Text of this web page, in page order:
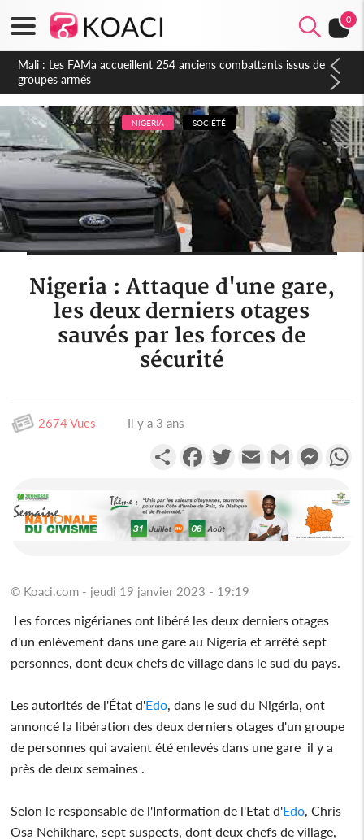
0
Côte d'Ivoire : Election FIF, le frère de feu Sidy Diallo se lance
dans la course
NIGERIA SOCIÉTÉ
Nigeria : Attaque d'une gare,
les deux derniers otages
sauvés par les forces de
sécurité
2674 Vues Il y a 3 ans
PartagerFacebookTwitterEmail Gmail
© Koaci.com - jeudi 19 janvier 2023 - 19:19
Les forces nigérianes ont libéré les deux derniers otages
d'un enlèvement dans une gare au Nigeria et arrêté sept
personnes, dont deux chefs de village dans le sud du pays.
Les autorités de l'État d'Edo, dans le sud du Nigéria, ont
annoncé la libération des deux derniers otages d'un groupe
de personnes qui avaient été enlevés dans une gare il y a
près de deux semaines .
Selon le responsable de l'Information de l'Etat d'Edo, Chris
Osa Nehikhare, sept suspects, dont deux chefs de village,